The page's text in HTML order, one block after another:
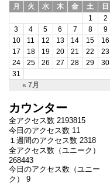
月
火 水 木 金 土 日
« 7月
1
2
3
4 5 6 7 8
9
10
11 12 13 14 15
16
17
18 19 20 21 22
23
24
25 26 27 28 29
30
31
カウンター
全アクセス数 2193815
今日のアクセス数 11
１週間のアクセス数 2318
全アクセス数（ユニーク）
268443
今日のアクセス数（ユニー
ク） 9